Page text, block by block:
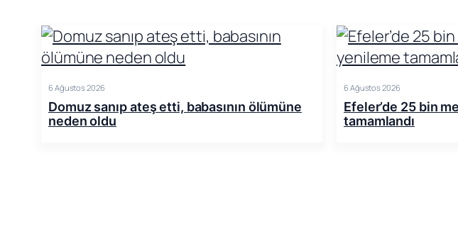
6 Ağustos 2026
Domuz sanıp ateş etti, babasının ölümüne
neden oldu
6 Ağustos 2026
Efeler’de 25 bin
tamamlandı